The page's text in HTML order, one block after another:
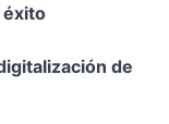
éxito
de